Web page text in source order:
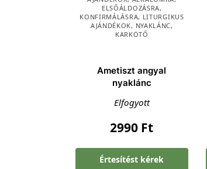
ELSŐÁLDOZÁSRA,
KONFIRMÁLÁSRA, LITURGIKUS
AJÁNDÉKOK, NYAKLÁNC,
KARKÖTŐ
Ametiszt angyal
nyaklánc
Elfogyott
2990 Ft
Értesítést kérek